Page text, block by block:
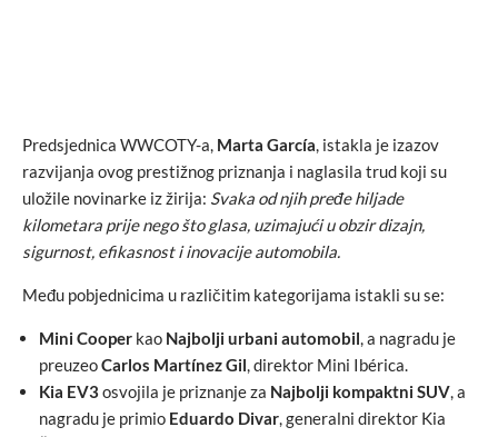
Predsjednica WWCOTY-a, Marta García, istakla je izazov
razvijanja ovog prestižnog priznanja i naglasila trud koji su
uložile novinarke iz žirija: Svaka od njih pređe hiljade
kilometara prije nego što glasa, uzimajući u obzir dizajn,
sigurnost, efikasnost i inovacije automobila.
Među pobjednicima u različitim kategorijama istakli su se:
Mini Cooper kao Najbolji urbani automobil, a nagradu je
preuzeoCarlos Martínez Gil, direktor Mini Ibérica.
Kia EV3osvojila je priznanje za Najbolji kompaktni SUV, a
nagradu je primio Eduardo Divar, generalni direktor Kia